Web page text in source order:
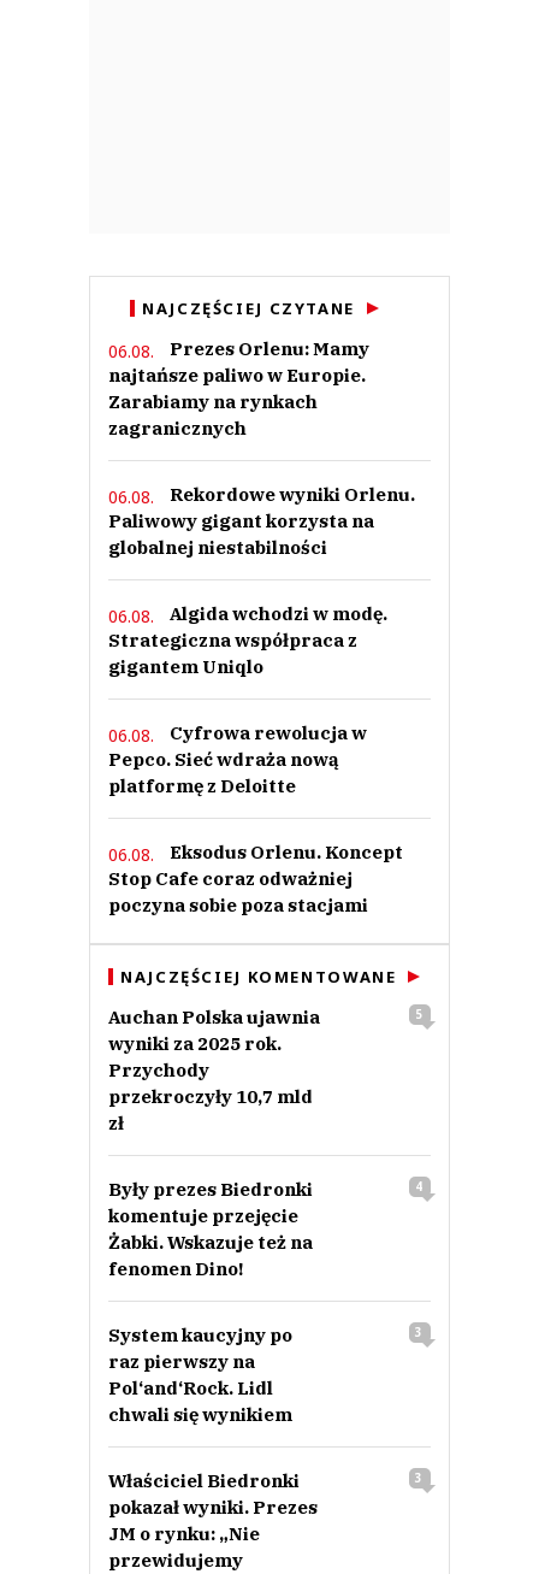
NAJCZĘŚCIEJ CZYTANE
06.08.
Prezes Orlenu: Mamy
najtańsze paliwo w Europie.
Zarabiamy na rynkach
zagranicznych
06.08.
Rekordowe wyniki Orlenu.
Paliwowy gigant korzysta na
globalnej niestabilności
06.08.
Algida wchodzi w modę.
Strategiczna współpraca z
gigantem Uniqlo
06.08.
Cyfrowa rewolucja w
Pepco. Sieć wdraża nową
platformę z Deloitte
06.08.
Eksodus Orlenu. Koncept
Stop Cafe coraz odważniej
poczyna sobie poza stacjami
NAJCZĘŚCIEJ KOMENTOWANE
Auchan Polska ujawnia
wyniki za 2025 rok.
Przychody
przekroczyły 10,7 mld
zł
5
Były prezes Biedronki
komentuje przejęcie
Żabki. Wskazuje też na
fenomen Dino!
4
System kaucyjny po
raz pierwszy na
Pol‘and‘Rock. Lidl
chwali się wynikiem
3
Właściciel Biedronki
pokazał wyniki. Prezes
JM o rynku: „Nie
przewidujemy
3